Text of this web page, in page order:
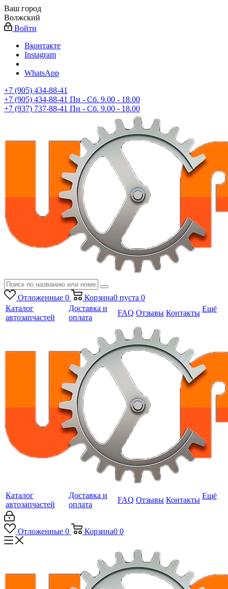
Ваш город
Волжский
Войти
Вконтакте
Instagram
WhatsApp
+7 (905) 434-88-41
+7 (905) 434-88-41 Пн - Сб. 9.00 - 18.00
+7 (937) 737-88-41 Пн - Сб. 9.00 - 18.00
Отложенные 0 Корзина0 пуста 0
Каталог
автозапчастей
Доставка и
оплата
FAQ Отзывы Контакты Ещё
Каталог
автозапчастей
Доставка и
оплата
FAQ Отзывы Контакты Ещё
Отложенные 0 Корзина0 0